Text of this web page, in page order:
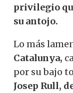
privilegio
su antojo.
Lo más
Catalunya,
por su bajo
Josep Rull,